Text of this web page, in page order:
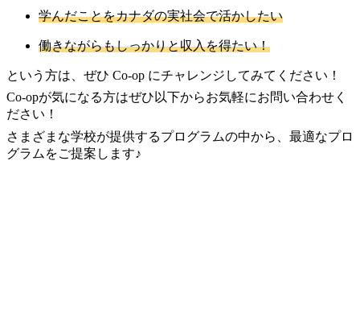
学んだことをカナダの実社会で活かしたい
働きながらもしっかりと収入を得たい！
という方は、ぜひ Co-op にチャレンジしてみてください！
Co-opが気になる方はぜひ以下からお気軽にお問い合わせく
ださい！
さまざまな学校が提供するプログラムの中から、最適なプロ
グラムをご提案します♪